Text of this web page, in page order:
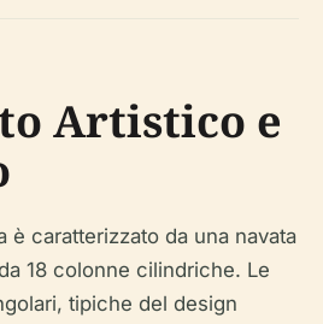
Artistico e
è caratterizzato da una navata
18 colonne cilindriche. Le
tipiche del design